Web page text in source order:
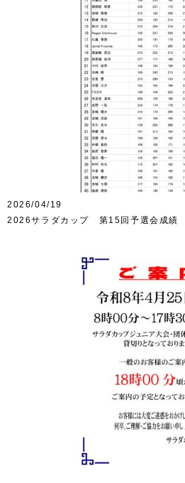
2026/04/19
2026サラダカップ 第15回予選会成績